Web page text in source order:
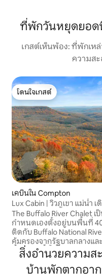
ที่พักวันหยุดยอด
เกสต์เห็นพ้อง: ที่พักเห
ความส
โดนใจเกสต์
โดนใจเกสต์
เคบินใน Compton
Lux Cabin | วิวภูเขา แม่น้ำ
คายัค
The Buffalo River Chalet
กำหนดเองตั้งอยู่บนพื้นที่ 40
ติดกับ Buffalo National
คุ้มครองจากรัฐบาลกลางแ
ที่พักแห่งนี้ตั้งอยู่บนเทือกเข
รับการออกแบบอย่างพิถีพิ
ชอบการดื่มด่ำกับธรรมชาติ
สิ่งอำนวยความ
บ้านพักตากอาก